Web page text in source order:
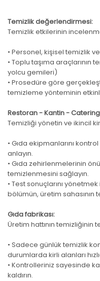
Temizlik değerlendirmesi:
Temizlik etkilerinin
• Personel, kişisel temizlik
• Toplu taşıma araçlarının
yolcu gemileri)
• Prosedüre göre
temizleme yönteminin
Restoran - Kantin -
Temizliği yönetin ve ikincil
• Gıda ekipmanlarını
anlayın.
• Gıda zehirlenmelerinin
temizlenmesini sağlayın.
• Test sonuçlarını yönetmek
bölümün, üretim sahasının
Gıda fabrikası:
Üretim hattının temizliğinin
• Sadece günlük temizlik
durumlarda kirli alanları
• Kontrolleriniz sayesinde
kaldırın.